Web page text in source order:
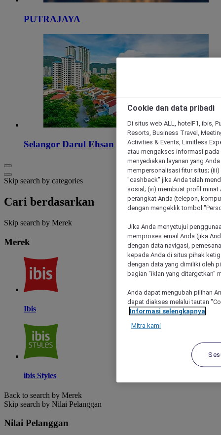
PUTRAJAYA
Selangor Darul Ehsan
Skip search by categories
Cari berdasarkan
Skip search by Merek
Merek
Ibis
ibis Styles
Back to search by Merek
Skip search by Nilai Pelanggan
Nilai Pelanggan
Cookie dan data pribadi
Di situs web ALL, hotelF1, ibis,
Resorts, Business Travel,
Activities & Events, Limitless
atau mengakses informasi
menyediakan layanan yang
mempersonalisasi fitur situs;
"cashback" jika Anda telah
sosial; (vi) membuat profil
perangkat Anda (telepon,
dengan mengeklik tombol
Jika Anda menyetujui
memproses email Anda (jika
dengan data navigasi,
kepada Anda di situs pihak
dengan data yang dimiliki oleh
bagian "iklan yang ditargetkan"
Anda dapat mengubah pilihan
dapat diakses melalui tautan
Informasi selengkapnya
Mitra kami